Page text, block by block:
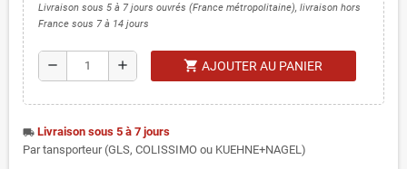
Livraison sous 5 à 7 jours ouvrés (France métropolitaine), livraison hors
France sous 7 à 14 jours
remove add shopping_cart AJOUTER AU PANIER
local_shipping Livraison sous 5 à 7 jours
Par tansporteur (GLS, COLISSIMO ou KUEHNE+NAGEL)